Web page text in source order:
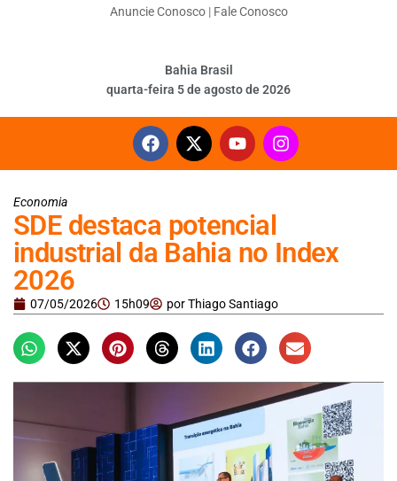
Anuncie Conosco| Fale Conosco
Bahia Brasil
quarta-feira 5 de agosto de 2026
Economia
SDE destaca potencial
industrial da Bahia no Index
2026
07/05/2026 15h09 porThiago Santiago